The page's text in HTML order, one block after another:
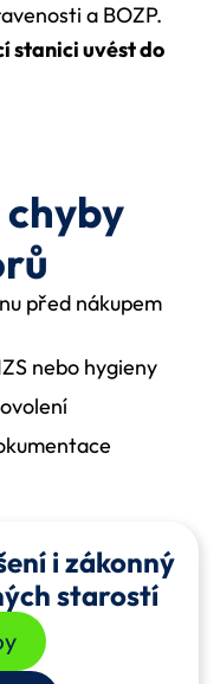
a BOZP.
stanici uvést do
před nákupem
nebo hygieny
i zákonný
starostí